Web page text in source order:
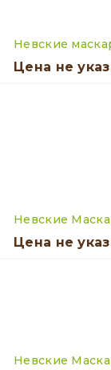
Невские
Цена не
Невские
Цена не
Невские